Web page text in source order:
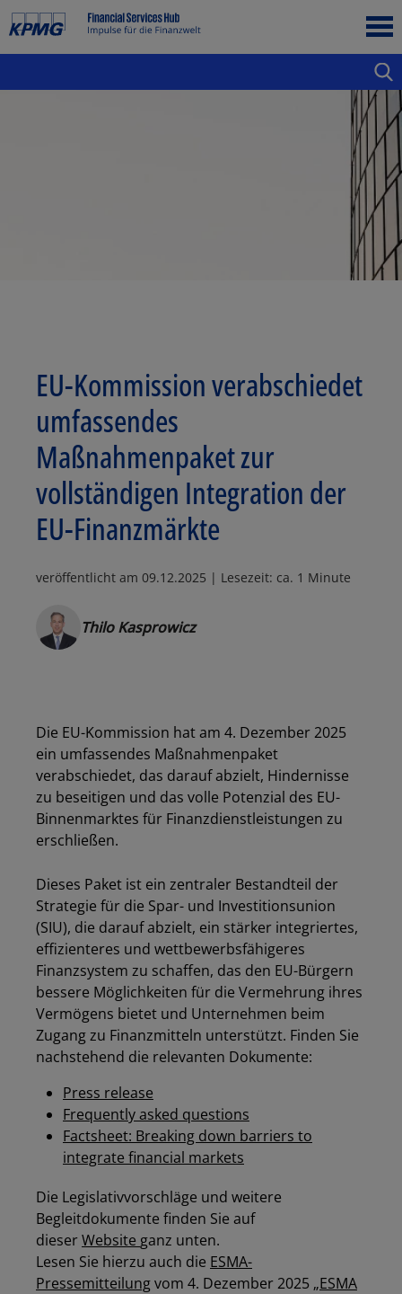
EU-Kommission verabschiedet
umfassendes
Maßnahmenpaket zur
vollständigen Integration der
EU-Finanzmärkte
veröffentlicht am 09.12.2025 | Lesezeit: ca. 1 Minute
Thilo Kasprowicz
Die EU-Kommission hat am 4. Dezember 2025
ein umfassendes Maßnahmenpaket
verabschiedet, das darauf abzielt, Hindernisse
zu beseitigen und das volle Potenzial des EU-
Binnenmarktes für Finanzdienstleistungen zu
erschließen.
Dieses Paket ist ein zentraler Bestandteil der
Strategie für die Spar- und Investitionsunion
(SIU), die darauf abzielt, ein stärker integriertes,
effizienteres und wettbewerbsfähigeres
Finanzsystem zu schaffen, das den EU-Bürgern
bessere Möglichkeiten für die Vermehrung ihres
Vermögens bietet und Unternehmen beim
Zugang zu Finanzmitteln unterstützt. Finden Sie
nachstehend die relevanten Dokumente:
Press release
Frequently asked questions
Factsheet: Breaking down barriers to
integrate ﬁnancial markets
Die Legislativvorschläge und weitere
Begleitdokumente finden Sie auf
dieserWebsite ganz unten.
Lesen Sie hierzu auch die ESMA-
Pressemitteilungvom 4. Dezember 2025 „ESMA
Los